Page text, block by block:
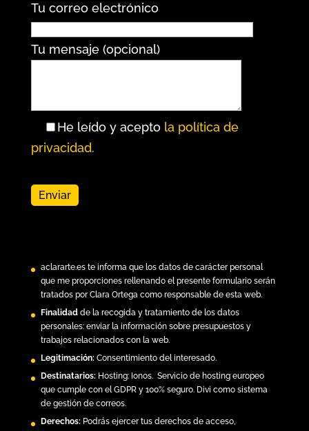
Tu correo electrónico
Tu mensaje (opcional)
He leído y acepto la política de
privacidad.
aclararte.este informa que los datos de carácter personal
que me proporciones rellenando el presente formulario serán
tratados por Clara Ortega como responsable de esta web.
Finalidadde la recogida y tratamiento de los datos
personales: enviar la información sobre presupuestos y
trabajos relacionados con la web.
Legitimación: Consentimiento del interesado.
Destinatarios:Hosting: Ionos.Servicio de hosting europeo
que cumple con el GDPR y 100% seguro. Divi como sistema
de gestión de correos.
Derechos: Podrás ejercer tus derechos de acceso,